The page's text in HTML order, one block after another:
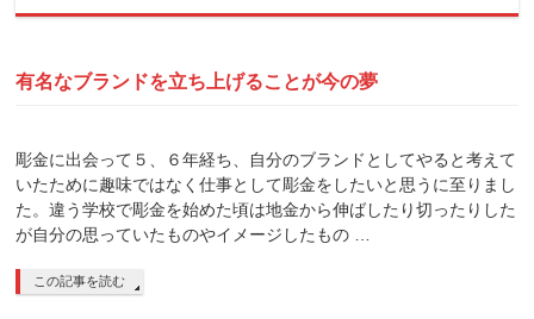
有名なブランドを立ち上げることが今の夢
彫金に出会って５、６年経ち、自分のブランドとしてやると考えて
いたために趣味ではなく仕事として彫金をしたいと思うに至りまし
た。違う学校で彫金を始めた頃は地金から伸ばしたり切ったりした
が自分の思っていたものやイメージしたもの …
この記事を読む